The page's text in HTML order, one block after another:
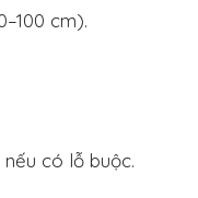
cm).
có lỗ buộc.